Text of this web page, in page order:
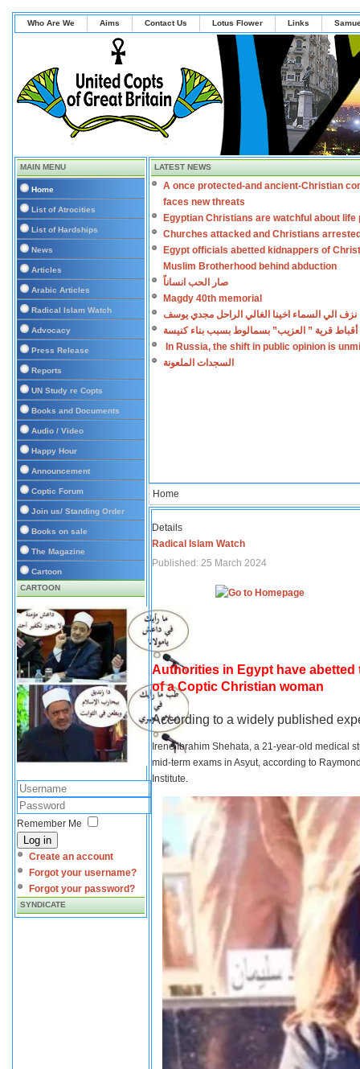
Who Are We Aims Contact Us Lotus Flower Links
MAIN MENU
Home
List of Atrocities
List of Hardships
News
Articles
Arabic Articles
Radical Islam Watch
Advocacy
Press Release
Reports
UN Study re Copts
Books and Documents
Audio / Video
Happy Hour
Announcement
Coptic Forum
Join us/ Standing Order
Books on sale
The Magazine
Cartoon
CARTOON
Remember Me
Log in
Create an account
Forgot your username?
Forgot your password?
SYNDICATE
LATEST NEWS
A once protected-and ancient-Christian
faces new threats
Egyptian Christians are watchful about life
Churches attacked and Christians
Egypt officials abetted kidnappers of
Muslim Brotherhood behind abduction
صار الحب انساناً
Magdy 40th memorial
نزف الي السماء اخينا الغالي الراحل مجدي يوسف
أقباط قرية ” العزيب” بسمالوط بسبب بناء كنيسة
In Russia, the shift in public opinion is
السجدات الملعونة
Home
Details
Radical Islam Watch
Published: 25 March 2024
Authorities in Egypt have
of a Coptic Christian woman
According to a widely published
Irene Ibrahim Shehata, a 21-year-old medical
mid-term exams in Asyut, according to
Institute.